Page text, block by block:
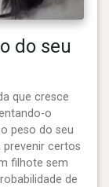
do seu
que cresce
o
peso do seu
certos
filhote sem
de